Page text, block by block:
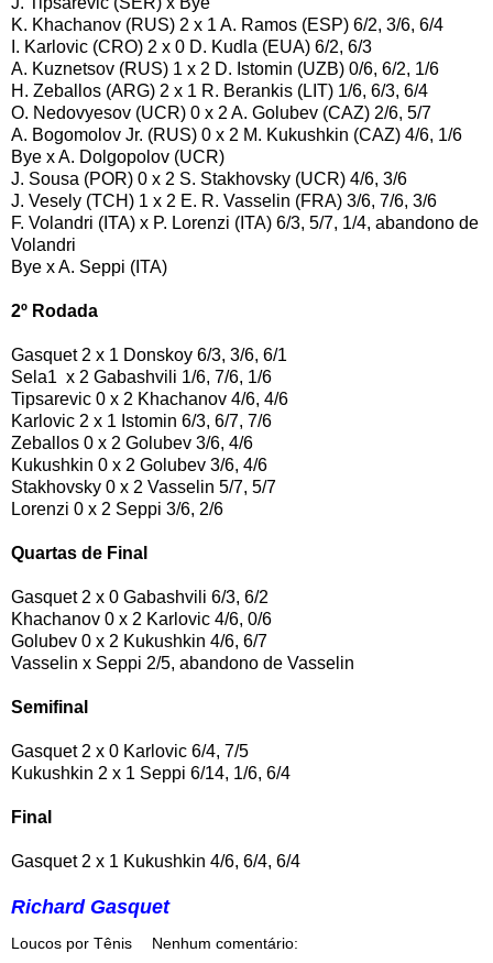
K. Khachanov (RUS) 2 x 1 A. Ramos (ESP) 6/2, 3/6, 6/4
I. Karlovic (CRO) 2 x 0 D. Kudla (EUA) 6/2, 6/3
A. Kuznetsov (RUS) 1 x 2 D. Istomin (UZB) 0/6, 6/2, 1/6
H. Zeballos (ARG) 2 x 1 R. Berankis (LIT) 1/6, 6/3, 6/4
O. Nedovyesov (UCR) 0 x 2 A. Golubev (CAZ) 2/6, 5/7
A. Bogomolov Jr. (RUS) 0 x 2 M. Kukushkin (CAZ) 4/6, 1/6
Bye x A. Dolgopolov (UCR)
J. Sousa (POR) 0 x 2 S. Stakhovsky (UCR) 4/6, 3/6
J. Vesely (TCH) 1 x 2 E. R. Vasselin (FRA) 3/6, 7/6, 3/6
F. Volandri (ITA) x P. Lorenzi (ITA) 6/3, 5/7, 1/4, abandono de
Volandri
Bye x A. Seppi (ITA)
2º Rodada
Gasquet 2 x 1 Donskoy 6/3, 3/6, 6/1
Sela1 x 2 Gabashvili 1/6, 7/6, 1/6
Tipsarevic 0 x 2 Khachanov 4/6, 4/6
Karlovic 2 x 1 Istomin 6/3, 6/7, 7/6
Zeballos 0 x 2 Golubev 3/6, 4/6
Kukushkin 0 x 2 Golubev 3/6, 4/6
Stakhovsky 0 x 2 Vasselin 5/7, 5/7
Lorenzi 0 x 2 Seppi 3/6, 2/6
Quartas de Final
Gasquet 2 x 0 Gabashvili 6/3, 6/2
Khachanov 0 x 2 Karlovic 4/6, 0/6
Golubev 0 x 2 Kukushkin 4/6, 6/7
Vasselin x Seppi 2/5, abandono de Vasselin
Semifinal
Gasquet 2 x 0 Karlovic 6/4, 7/5
Kukushkin 2 x 1 Seppi 6/14, 1/6, 6/4
Final
Gasquet 2 x 1 Kukushkin 4/6, 6/4, 6/4
Richard Gasquet
Loucos por Tênis Nenhum comentário: